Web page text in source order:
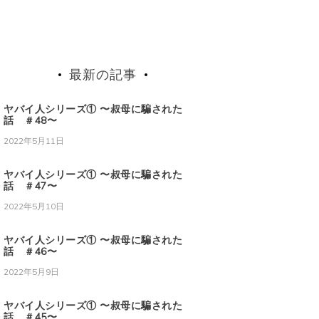
最新の記事
ヤバイ人シリーズ① 〜叔母に騙された
話 ＃48〜
2022年5月11日
ヤバイ人シリーズ① 〜叔母に騙された
話 ＃47〜
2022年5月10日
ヤバイ人シリーズ① 〜叔母に騙された
話 ＃46〜
2022年5月9日
ヤバイ人シリーズ① 〜叔母に騙された